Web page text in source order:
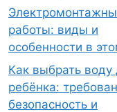
работы: виды и
особенности в
Как выбрать воду
ребёнка:
безопасность и